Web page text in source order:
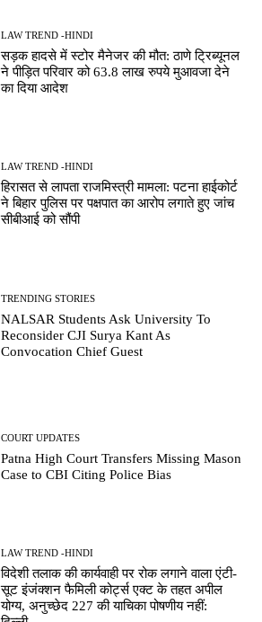
LAW TREND -HINDI
सड़क हादसे में स्टोर मैनेजर की मौत: ठाणे ट्रिब्यूनल
ने पीड़ित परिवार को 63.8 लाख रुपये मुआवजा देने
का दिया आदेश
LAW TREND -HINDI
हिरासत से लापता राजमिस्त्री मामला: पटना हाईकोर्ट
ने बिहार पुलिस पर पक्षपात का आरोप लगाते हुए जांच
सीबीआई को सौंपी
TRENDING STORIES
NALSAR Students Ask University To
Reconsider CJI Surya Kant As
Convocation Chief Guest
COURT UPDATES
Patna High Court Transfers Missing Mason
Case to CBI Citing Police Bias
LAW TREND -HINDI
विदेशी तलाक की कार्यवाही पर रोक लगाने वाला एंटी-
सूट इंजंक्शन फैमिली कोर्ट्स एक्ट के तहत अपील
योग्य, अनुच्छेद 227 की याचिका पोषणीय नहीं: